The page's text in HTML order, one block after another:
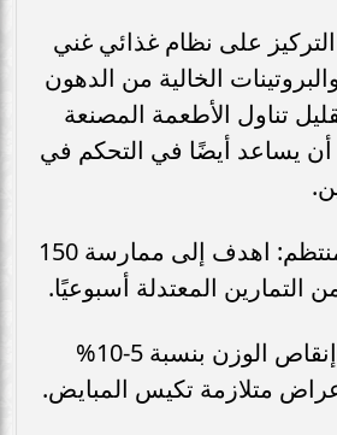
التركيز على نظام غذائي غني
الخالية من الدهون
تناول الأطعمة المصنعة
يساعد أيضًا في التحكم في
النشاط البدني المنتظم: اهدف إلى ممارسة 150
التمارين المعتدلة أسبوعيًا.
إدارة الوزن: حتى إنقاص الوزن بنسبة 5-10%
متلازمة تكيس المبايض.